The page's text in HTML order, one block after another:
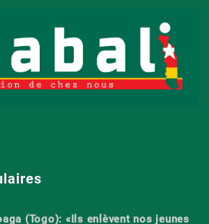
(Togo): «Ils enlèvent nos jeunes